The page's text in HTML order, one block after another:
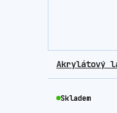
Akrylátový
Skladem